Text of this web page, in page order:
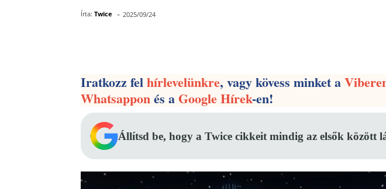
Írta: Twice - 2025/09/24
Iratkozz felhírlevelünkre, vagy kövess minket a
Whatsapponés aGoogle Hírek-en!
Állítsd be, hogy a Twice cikkeit mindig az elsők között